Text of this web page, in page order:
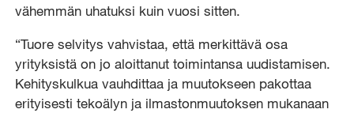
vähemmän uhatuksi kuin vuosi sitten.
“Tuore selvitys vahvistaa, että merkittävä osa
yrityksistä on jo aloittanut toimintansa uudistamisen.
Kehityskulkua vauhdittaa ja muutokseen pakottaa
erityisesti tekoälyn ja ilmastonmuutoksen mukanaan